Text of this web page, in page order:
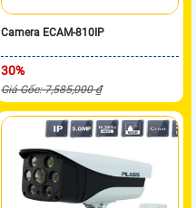
Camera ECAM-810IP
30%
Giá Gốc: 7,585,000 ₫